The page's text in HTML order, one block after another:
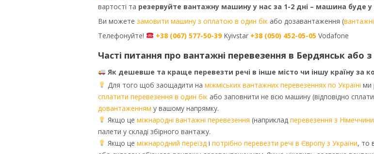
вартості та резервуйте вантажну машину у нас за 1-2 дні – машина буде у
Ви можете замовити машину з оплатою в один бік або дозавантаження (
Телефонуйте!
+38 (067) 577-50-39Kyivstar +38 (050) 452-05-05Vodafone
Часті питання про вантажні перевезення в Бердянськ або
Як дешевше та краще перевезти речі в інше місто чи іншу країну за
Для того щоб заощадити на міжміських вантажних перевезеннях по Україні ми
сплатити перевезення в один бік або заповнити не всю машину (відповідно
довантаженням у вашому напрямку.
Якщо це міжнародні вантажні перевезення (наприклад перевезення з Німеччини
палети у складі збірного вантажу.
Якщо це міжнародний переїзді потрібно перевезти речі в Європу з України, то